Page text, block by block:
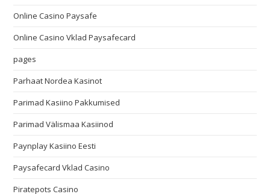
Online Casino Paysafe
Online Casino Vklad Paysafecard
pages
Parhaat Nordea Kasinot
Parimad Kasiino Pakkumised
Parimad Välismaa Kasiinod
Paynplay Kasiino Eesti
Paysafecard Vklad Casino
Piratepots Casino